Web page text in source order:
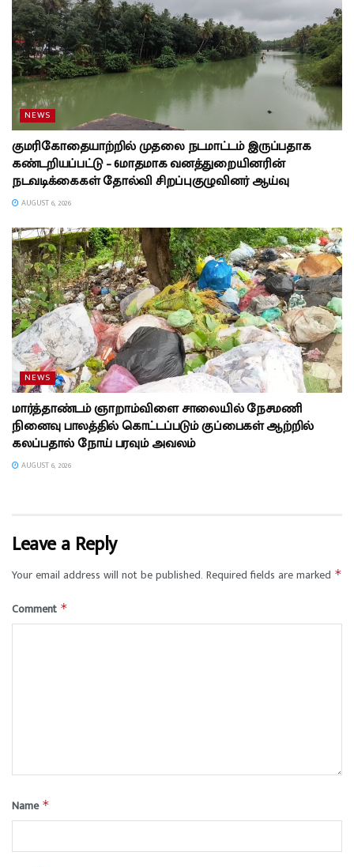
NEWS
குமரிகோதையாற்றில் முதலை நடமாட்டம் இருப்பதாக
கண்டறியப்பட்டு – 6மாதமாக வனத்துறையினரின்
நடவடிக்கைகள் தோல்வி சிறப்புகுழுவினர் ஆய்வு
AUGUST 6, 2026
NEWS
மார்த்தாண்டம் ஞாறாம்விளை சாலையில் நேசமணி
நினைவு பாலத்தில் கொட்டப்படும் குப்பைகள் ஆற்றில்
கலப்பதால் நோய் பரவும் அவலம்
AUGUST 6, 2026
Leave a Reply
Your email address will not be published. Required fields are marked *
Comment *
Name *